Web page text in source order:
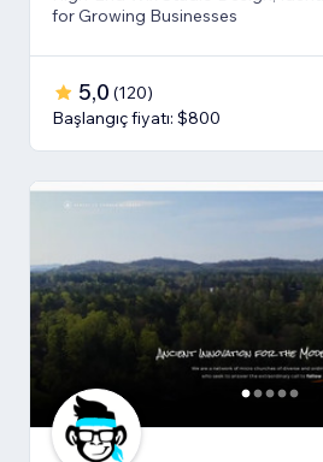
for Growing Businesses
5,0 (120)
Başlangıç fiyatı: $800